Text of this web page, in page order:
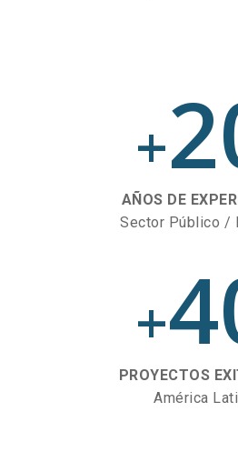
+
AÑOS DE
Sector Público /
+
PROYECTOS
América